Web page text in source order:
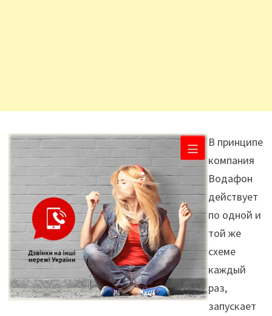
В принципе
компания
Водафон
действует
по одной и
той же
схеме
каждый
раз,
запускает